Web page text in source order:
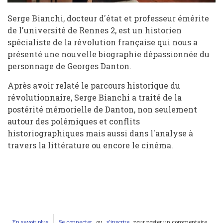
Serge Bianchi, docteur d'état et professeur émérite
de l'université de Rennes 2, est un historien
spécialiste de la révolution française qui nous a
présenté une nouvelle biographie dépassionnée du
personnage de Georges Danton.
Après avoir relaté le parcours historique du
révolutionnaire, Serge Bianchi a traité de la
postérité mémorielle de Danton, non seulement
autour des polémiques et conflits
historiographiques mais aussi dans l'analyse à
travers la littérature ou encore le cinéma.